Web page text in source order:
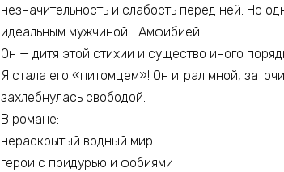
незначительность и слабость перед ней. Но
идеальным мужчиной… Амфибией!
Он — дитя этой стихии и существо иного
Я стала его «питомцем»! Он играл мной,
захлебнулась свободой.
В романе:
нераскрытый водный мир
герои с придурью и фобиями